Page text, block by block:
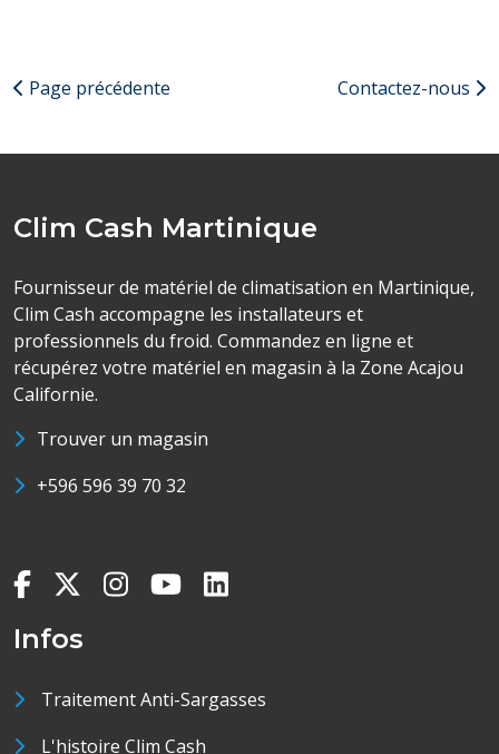
Page précédente Contactez-nous
Clim Cash Martinique
Fournisseur de matériel de climatisation en Martinique,
Clim Cash accompagne les installateurs et
professionnels du froid. Commandez en ligne et
récupérez votre matériel en magasin à la Zone Acajou
Californie.
Trouver un magasin
+596 596 39 70 32
Infos
Traitement Anti-Sargasses
L'histoire Clim Cash